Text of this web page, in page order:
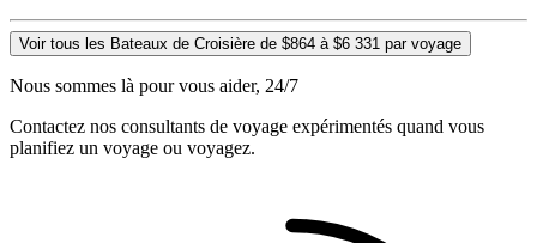
Voir tous les Bateaux de Croisière de $864 à $6 331 par voyage
Nous sommes là pour vous aider, 24/7
Contactez nos consultants de voyage expérimentés quand vous
planifiez un voyage ou voyagez.